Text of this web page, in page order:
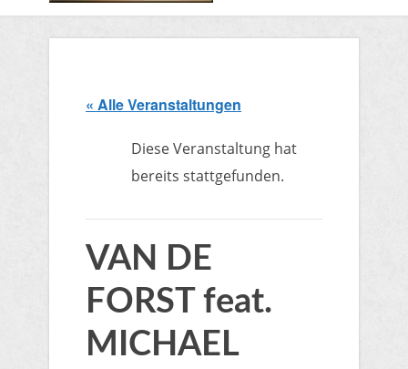
« Alle Veranstaltungen
Diese Veranstaltung hat
bereits stattgefunden.
VAN DE
FORST feat.
MICHAEL